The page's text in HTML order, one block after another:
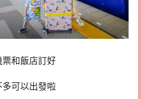
和飯店訂好
可以出發啦